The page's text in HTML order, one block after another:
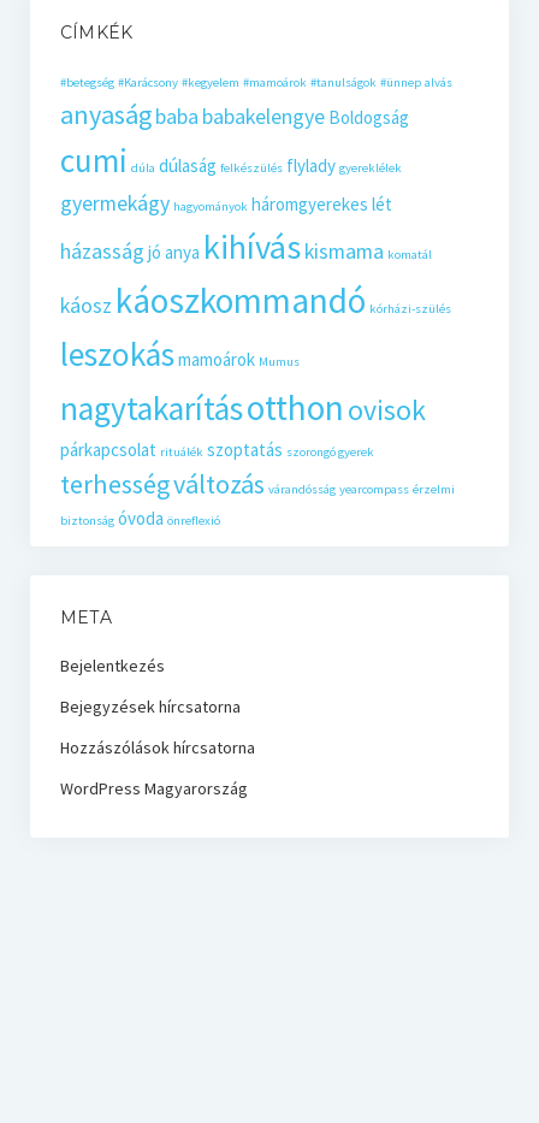
CÍMKÉK
#betegség #Karácsony #kegyelem #mamoárok #tanulságok #ünnep alvás
anyaságbaba babakelengye Boldogság
cumi dúla dúlaság felkészülés flylady gyereklélek
gyermekágy hagyományok háromgyerekes lét
házasság jó anya kihíváskismama komatál
káosz káoszkommandó kórházi-szülés
leszokásmamoárok Mumus
nagytakarításotthon ovisok
párkapcsolat rituálék szoptatás szorongó gyerek
terhességváltozás várandósság yearcompass érzelmi
biztonság óvoda önreflexió
META
Bejelentkezés
Bejegyzések hírcsatorna
Hozzászólások hírcsatorna
WordPress Magyarország